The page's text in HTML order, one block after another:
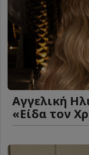
Αγγελική
«Είδα τον